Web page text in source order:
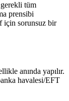
gerekli tüm
prensibi
için sorunsuz bir
anında yapılır.
havalesi/EFT